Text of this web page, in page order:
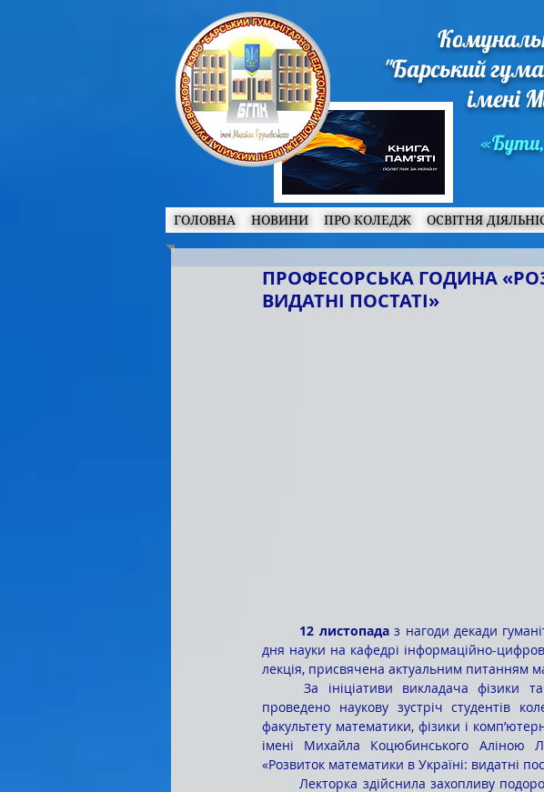
"Барський
імені
ГОЛОВНА НОВИНИ ПРО КОЛЕДЖ ОСВІТНЯ
ПРОФЕСОРСЬКА ГОДИНА
ВИДАТНІ ПОСТАТІ»
	12 листопада
з нагоди декади
дня науки на кафедрі інформаційно-
лекція, присвячена актуальним питанням
	За ініціативи викладача фізики та інформатики Володимира Миколайовича ХОМЧАКА було
проведено наукову зустріч студентів
факультету математики, фізики і
імені Михайла Коцюбинського Аліною
«Розвиток математики в Україні: видатні